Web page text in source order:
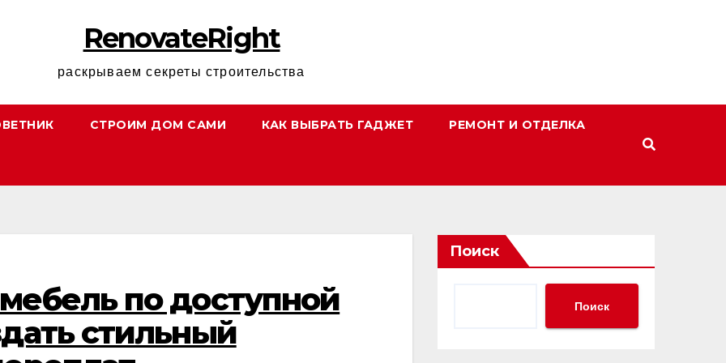
RenovateRight
раскрываем секреты строительства
СТРОИМ ДОМ САМИ КАК ВЫБРАТЬ ГАДЖЕТ РЕМОНТ И ОТДЕЛКА
по доступной
стильный
Поиск
Поиск